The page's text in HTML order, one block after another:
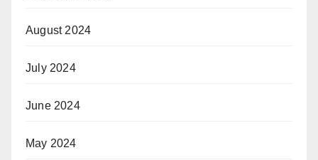
August 2024
July 2024
June 2024
May 2024